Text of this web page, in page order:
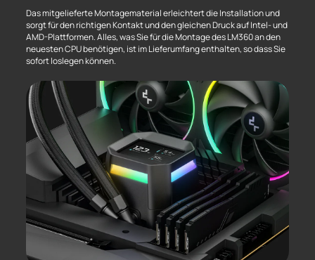
Das mitgelieferte Montagematerial erleichtert die Installation und
sorgt für den richtigen Kontakt und den gleichen Druck auf Intel- und
AMD-Plattformen. Alles, was Sie für die Montage des LM360 an den
neuesten CPU benötigen, ist im Lieferumfang enthalten, so dass Sie
sofort loslegen können.